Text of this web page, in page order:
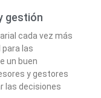
gestión
cada vez más
para las
un buen
y gestores
las decisiones